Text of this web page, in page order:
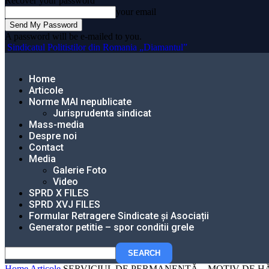
your email
A password will be e-mailed to you.
Sindicatul Politistilor din Romania „Diamantul”
Home
Articole
Norme MAI nepublicate
Jurisprudenta sindicat
Mass-media
Despre noi
Contact
Media
Galerie Foto
Video
SPRD X FILES
SPRD XVJ FILES
Formular Retragere Sindicate și Asociații
Generator petitie – spor conditii grele